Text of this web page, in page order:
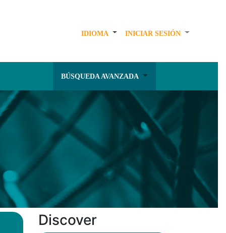
IDIOMA INICIAR SESIÓN
BÚSQUEDA AVANZADA
Discover